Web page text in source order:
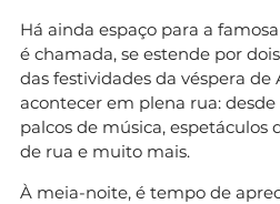
Há ainda espaço para a
é chamada, se estende por
das festividades da véspera de
acontecer em plena rua:
palcos de música, espetáculos
de rua e muito mais.
À meia-noite, é tempo de